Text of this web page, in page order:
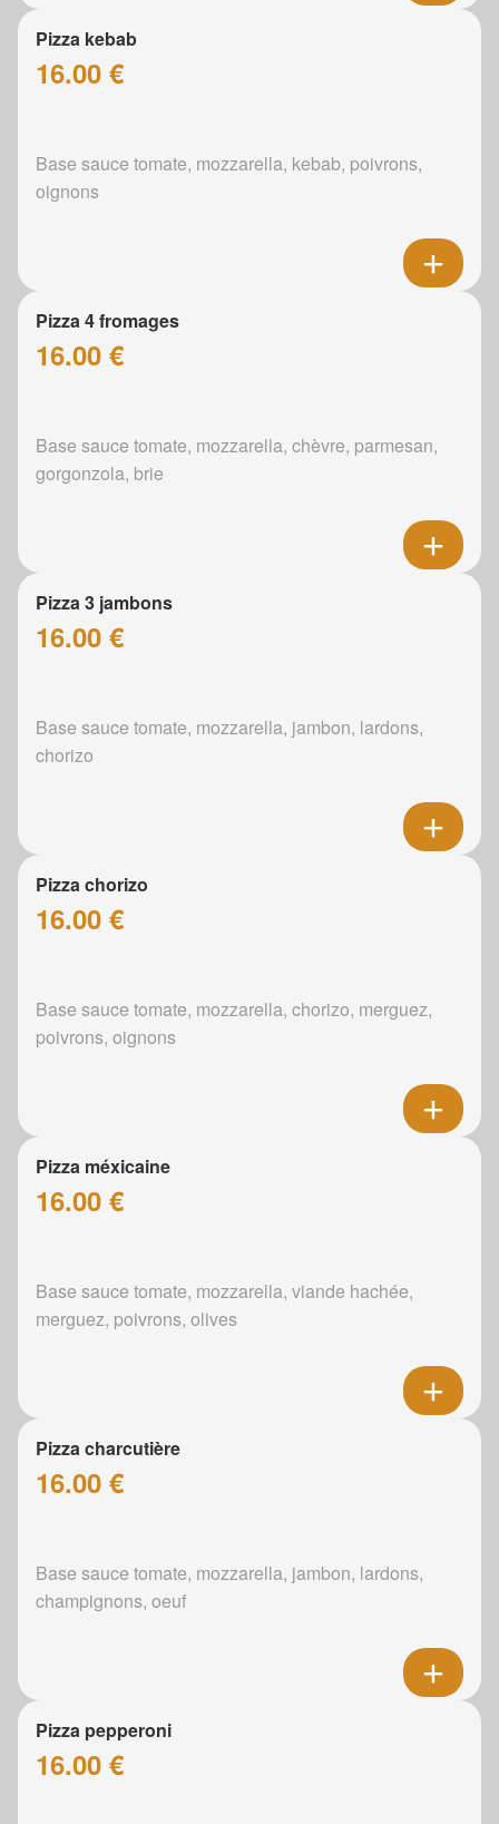
Pizza kebab
16.00 €
Base sauce tomate, mozzarella, kebab, poivrons,
oignons
Pizza 4 fromages
16.00 €
Base sauce tomate, mozzarella, chèvre, parmesan,
gorgonzola, brie
Pizza 3 jambons
16.00 €
Base sauce tomate, mozzarella, jambon, lardons,
chorizo
Pizza chorizo
16.00 €
Base sauce tomate, mozzarella, chorizo, merguez,
poivrons, oignons
Pizza méxicaine
16.00 €
Base sauce tomate, mozzarella, viande hachée,
merguez, poivrons, olives
Pizza charcutière
16.00 €
Base sauce tomate, mozzarella, jambon, lardons,
champignons, oeuf
Pizza pepperoni
16.00 €